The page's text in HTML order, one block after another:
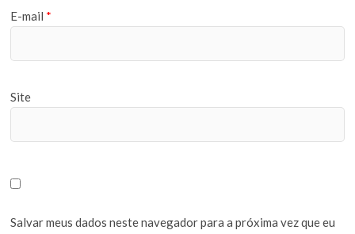
E-mail *
Site
Salvar meus dados neste navegador para a próxima vez que eu